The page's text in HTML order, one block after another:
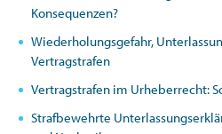
Konsequenzen?
Wiederholungsgefahr,
Vertragstrafen
Vertragstrafen im Urheberrecht:
Strafbewehrte